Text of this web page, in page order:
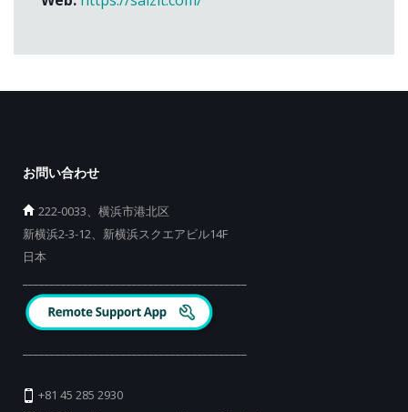
お問い合わせ
222-0033、横浜市港北区
新横浜2-3-12、新横浜スクエアビル14F
日本
+81 45 285 2930